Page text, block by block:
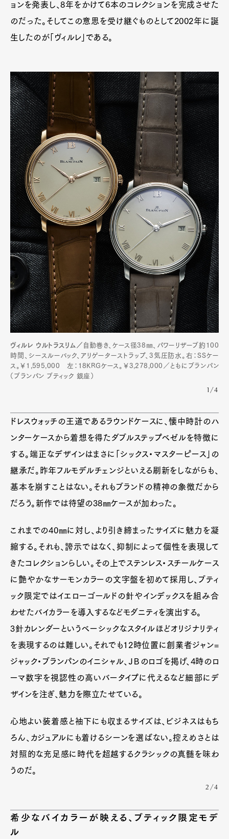
ョンを発表し、8年をかけて6本のコレクションを完成させた
のだった。そしてこの意思を受け継ぐものとして2002年に誕
生したのが「ヴィルレ」である。
ヴィルレ ウルトラスリム／ 自動巻き、ケース径38㎜、パワーリザーブ約100
時間、シースルーバック、アリゲーターストラップ、3気圧防水。右：SSケー
ス。￥1,595,000 左：18KRGケース。￥3,278,000／ともにブランパン
（ブランパン ブティック 銀座）
1/4
ドレスウォッチの王道であるラウンドケースに、懐中時計のハ
ンターケースから着想を得たダブルステップベゼルを特徴に
する。端正なデザインはまさに「シックス・マスターピース」の
継承だ。昨年フルモデルチェンジといえる刷新をしながらも、
基本を崩すことはない。それもブランドの精神の象徴だから
だろう。新作では待望の38㎜ケースが加わった。
これまでの40㎜に対し、より引き締まったサイズに魅力を凝
縮する。それも、誇示ではなく、抑制によって個性を表現して
きたコレクションらしい。その上でステンレス・スチールケース
に艶やかなサーモンカラーの文字盤を初めて採用し、ブティ
ック限定ではイエローゴールドの針やインデックスを組み合
わせたバイカラーを導入するなどモダニティを演出する。
3針カレンダーというベーシックなスタイルほどオリジナリティ
を表現するのは難しい。それでも12時位置に創業者ジャン=
ジャック・ブランパンのイニシャル、ＪＢのロゴを掲げ、4時のロ
ーマ数字を視認性の高いバータイプに代えるなど細部にデ
ザインを注ぎ、魅力を際立たせている。
心地よい装着感と袖下にも収まるサイズは、ビジネスはもち
ろん、カジュアルにも着けるシーンを選ばない。控えめさとは
対照的な充足感に時代を超越するクラシックの真髄を味わ
うのだ。
2/4
希少なバイカラーが映える、ブティック限定モデ
ル